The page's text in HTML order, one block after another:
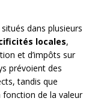
dans plusieurs
locales,
et d’impôts sur
prévoient des
tandis que
fonction de la valeur